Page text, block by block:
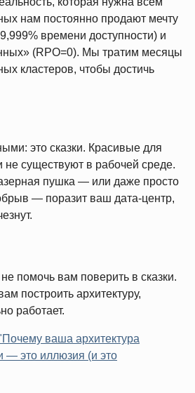
нам постоянно продают мечту
времени доступности) и
(RPO=0). Мы тратим месяцы
кластеров, чтобы достичь
это сказки. Красивые для
существуют в рабочей среде.
пушка — или даже просто
— поразит ваш дата-центр,
помочь вам поверить в сказки.
построить архитектуру,
работает.
ваша архитектура
— это иллюзия (и это